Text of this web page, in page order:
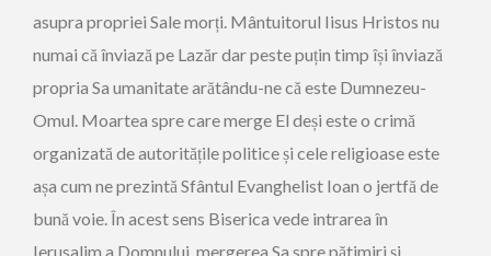
asupra propriei Sale morți. Mântuitorul Iisus Hristos nu
numai că înviază pe Lazăr dar peste puțin timp își înviază
propria Sa umanitate arătându-ne că este Dumnezeu-
Omul. Moartea spre care merge El deși este o crimă
organizată de autoritățile politice și cele religioase este
așa cum ne prezintă Sfântul Evanghelist Ioan o jertfă de
bună voie. În acest sens Biserica vede intrarea în
Ierusalim a Domnului, mergerea Sa spre pătimiri și